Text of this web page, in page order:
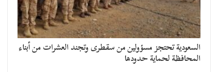
السعودية تحتجز مسؤولين من سقطرى وتجند العشرات من أبناء
المحافظة لحماية حدودها